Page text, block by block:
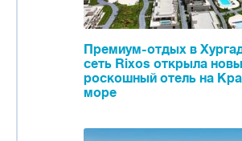
Премиум-отдых в
сеть Rixos открыла
роскошный отель на
море